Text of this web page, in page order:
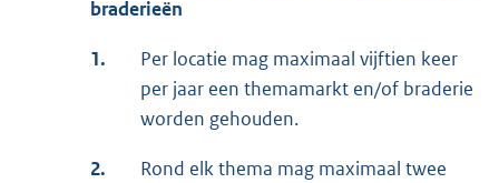
braderieën
1.
Per locatie mag maximaal vijftien keer
per jaar een themamarkt en/of braderie
worden gehouden.
2.
Rond elk thema mag maximaal twee